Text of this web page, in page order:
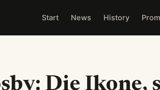
Start News History
Die Ikone,